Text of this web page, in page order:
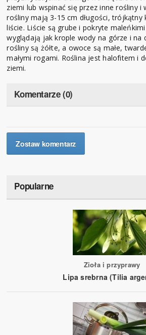
ziemi lub wspinać się przez inne rośliny i
rośliny mają 3-15 cm długości, trójkątny
liście. Liście są grube i pokryte
wyglądają jak krople wody na górze i na
rośliny są żółte, a owoce są małe,
małymi rogami. Roślina jest halofitem i
ziemi.
Komentarze (0)
Zostaw komentarz
Popularne
Zioła i przyprawy
Lipa srebrna (Tilia